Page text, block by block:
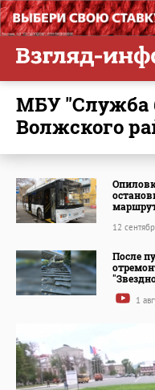
МБУ "Служба благоустройства
Волжского
12
После
1